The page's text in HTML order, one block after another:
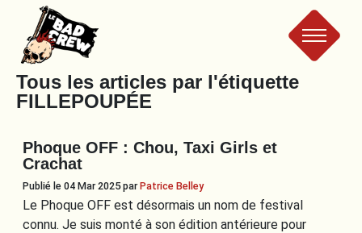
Le
Bad
Crew
Tous les articles par l'étiquette
FILLEPOUPÉE
Phoque OFF : Chou, Taxi Girls et
Crachat
Publié le 04 Mar 2025parPatrice Belley
Le Phoque OFF est désormais un nom de festival
connu. Je suis monté à son édition antérieure pour